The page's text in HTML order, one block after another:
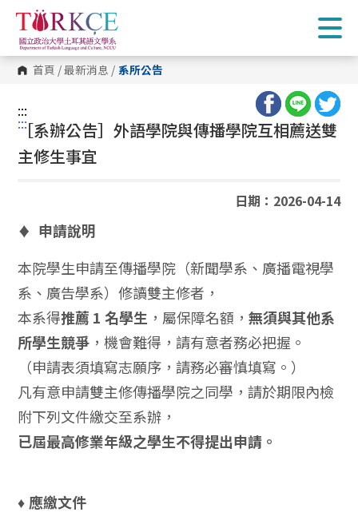
跳
到
主
要
內
容 首頁 /最新消息 / 系所公告
:::
:::
［系辦公告］外語學院與傳播學院互相薦送雙
主修生事宜
日期：2026-04-14
♦ 申請說明
本院學生申請至傳播學院（新聞學系、廣播電視學
系、廣告學系）修讀雙主修者，
本系得推薦 1名學生 ，屬保障名額，無須與其他系
所學生競爭 ，機會難得，請有意者務必把握。
（申請表須填寫志願序，請務必審慎填寫。）
凡有意申請雙主修傳播學院之同學，請於期限內檢
附下列文件繳交至系辦，
已屆最高修業年級之學生不得提出申請。
♦應繳文件